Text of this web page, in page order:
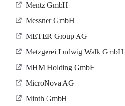
Mentz GmbH
Messner GmbH
METER Group AG
Metzgerei Ludwig Walk GmbH
MHM Holding GmbH
MicroNova AG
Minth GmbH